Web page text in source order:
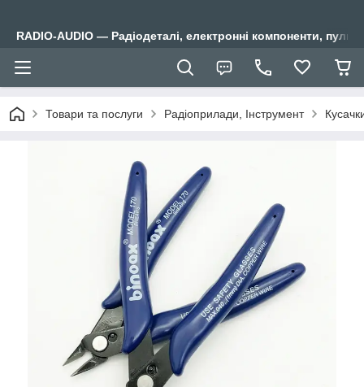
RADIO-AUDIO — Радіодеталі, електронні компоненти,
Товари та послуги Радіоприлади, Інструмент